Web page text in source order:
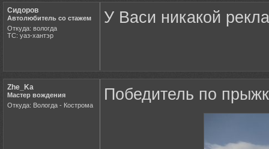
Сидоров
Автолюбитель со стажем
Откуда: вологда
ТС: уаз-хантэр
У Васи никакой
Zhe_Ka
Мастер вождения
Откуда: Вологда - Кострома
Победитель по